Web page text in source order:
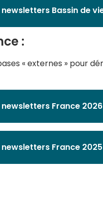
newsletters Bassin de
:
« externes » pour
newsletters France 2026
newsletters France 2025